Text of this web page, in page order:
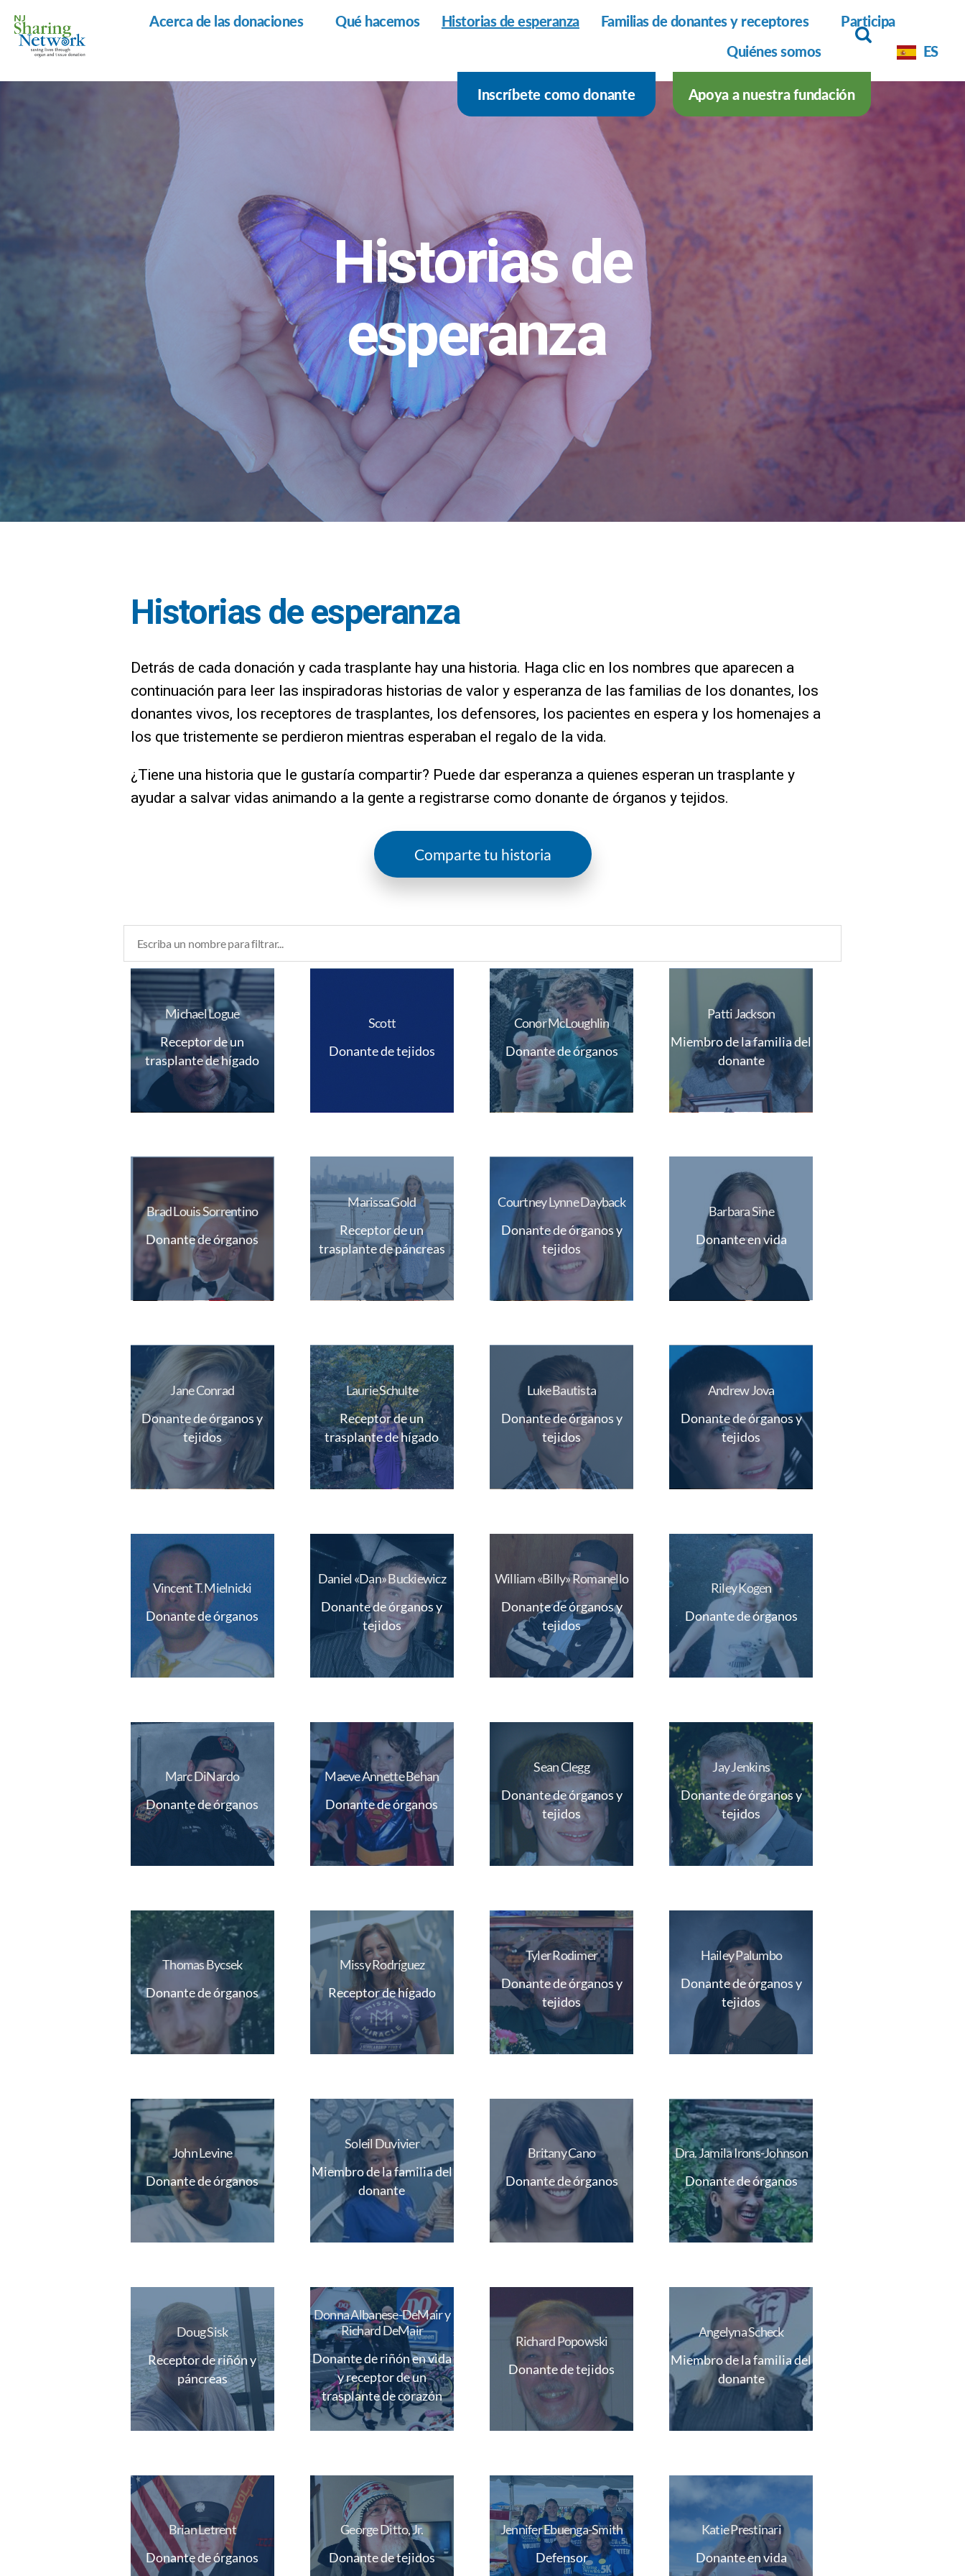
de
Acerca de las donaciones Qué hacemos Historias de esperanza Familias de donantes y receptores
Participa
Quiénes somos
ES
Inscríbete como donante Apoya a nuestra fundación
Historias de
esperanza
Historias de esperanza
Detrás de cada donación y cada trasplante hay una historia. Haga clic en los nombres que aparecen a
continuación para leer las inspiradoras historias de valor y esperanza de las familias de los donantes, los
donantes vivos, los receptores de trasplantes, los defensores, los pacientes en espera y los homenajes a
los que tristemente se perdieron mientras esperaban el regalo de la vida.
¿Tiene una historia que le gustaría compartir? Puede dar esperanza a quienes esperan un trasplante y
ayudar a salvar vidas animando a la gente a registrarse como donante de órganos y tejidos.
Comparte tu historia
Michael Logue
Receptor de un
trasplante de hígado
Scott
Donante de tejidos
Conor McLoughlin
Donante de órganos
Patti Jackson
Miembro de la familia del
donante
Brad Louis Sorrentino
Donante de órganos
Marissa Gold
Receptor de un
trasplante de páncreas
Courtney Lynne Dayback
Donante de órganos y
tejidos
Barbara Sine
Donante en vida
Jane Conrad
Donante de órganos y
tejidos
Laurie Schulte
Receptor de un
trasplante de hígado
Luke Bautista
Donante de órganos y
tejidos
Andrew Jova
Donante de órganos y
tejidos
Vincent T. Mielnicki
Donante de órganos
Daniel «Dan» Buckiewicz
Donante de órganos y
tejidos
William «Billy» Romanello
Donante de órganos y
tejidos
Riley Kogen
Donante de órganos
Marc DiNardo
Donante de órganos
Maeve Annette Behan
Donante de órganos
Sean Clegg
Donante de órganos y
tejidos
Jay Jenkins
Donante de órganos y
tejidos
Thomas Bycsek
Donante de órganos
Missy Rodríguez
Receptor de hígado
Tyler Rodimer
Donante de órganos y
tejidos
Hailey Palumbo
Donante de órganos y
tejidos
John Levine
Donante de órganos
Soleil Duvivier
Miembro de la familia del
donante
Britany Cano
Donante de órganos
Dra. Jamila Irons-Johnson
Donante de órganos
Doug Sisk
Receptor de riñón y
páncreas
Donna Albanese-DeMair y
Richard DeMair
Donante de riñón en vida
y receptor de un
trasplante de corazón
Richard Popowski
Donante de tejidos
Angelyna Scheck
Miembro de la familia del
donante
Brian Letrent
Donante de órganos
George Ditto, Jr.
Donante de tejidos
Jennifer Ebuenga-Smith
Defensor
Katie Prestinari
Donante en vida